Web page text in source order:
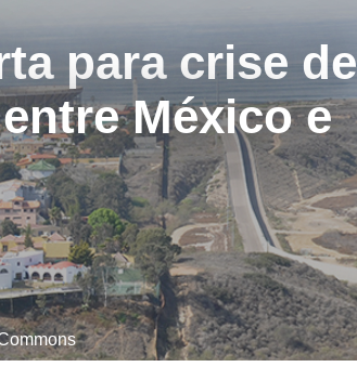
para crise de
México e